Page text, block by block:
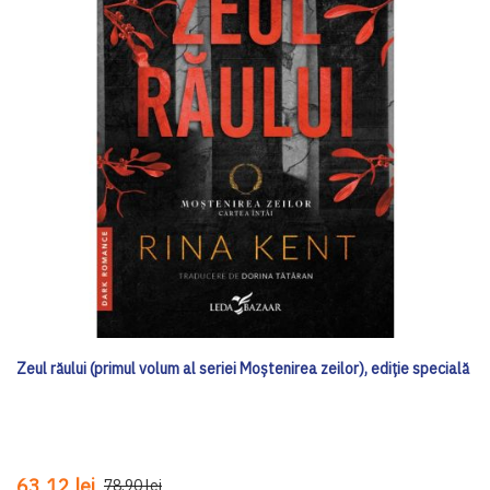
Zeul răului (primul volum al seriei Moștenirea zeilor), ediţie specială
78,90 lei